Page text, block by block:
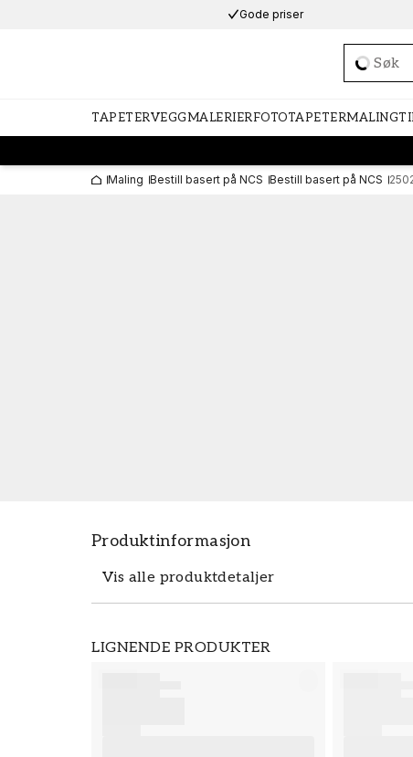
Gode priser
TAPETERVEGGMALERIERFOTOTAPETERMALING
Maling Bestill basert på NCS Bestill basert på NCS
Produktinformasjon
Vis alle produktdetaljer
LIGNENDE PRODUKTER